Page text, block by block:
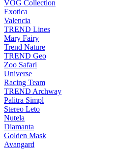
VOG Collection
Exotica
Valencia
TREND Lines
Mary Fairy
Trend Nature
TREND Geo
Zoo Safari
Universe
Racing Team
TREND Archway
Palitra Simpl
Stereo Leto
Nutela
Diamanta
Golden Mask
Avangard